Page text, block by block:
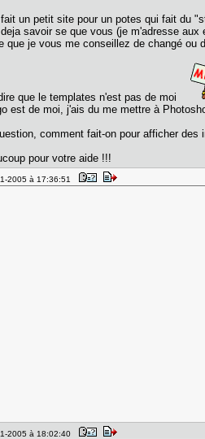
un petit site pour un potes qui fait du
savoir se que vous (je m'adresse aux
que je vous me conseillez de changé ou
que le templates n'est pas de moi
est de moi, j'ais du me mettre à
comment fait-on pour afficher
pour votre aide !!!
2005 à 17:36:51
2005 à 18:02:40